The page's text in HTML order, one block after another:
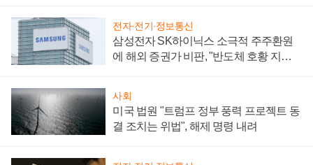
전자·전기·정보통신
삼성전자 SK하이닉스 소극적 주주환원
에 해외 증권가 비판, "반도체 호황 지속
사회
미국 법원 "트럼프 정부 풍력 프로젝트 동
결 조치는 위법", 해제 명령 내려